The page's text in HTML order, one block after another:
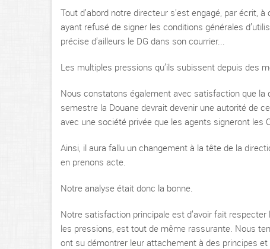
Tout d’abord notre directeur s’est engagé, par écrit,
ayant refusé de signer les conditions générales
précise d’ailleurs le DG dans son courrier...
Les multiples pressions qu’ils subissent depuis des
Nous constatons également avec satisfaction que la
semestre la Douane devrait devenir une autorité de
avec une société privée que les agents signeront les
Ainsi, il aura fallu un changement à la tête de la
en prenons acte.
Notre analyse était donc la bonne.
Notre satisfaction principale est d’avoir fait
les pressions, est tout de même rassurante. Nous
ont su démontrer leur attachement à des principes